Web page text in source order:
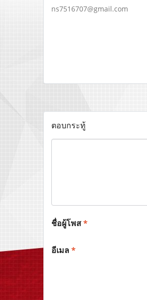
ns7516707@gmail.com
ตอบกระทู้
ชื่อผู้โพส*
อีเมล*